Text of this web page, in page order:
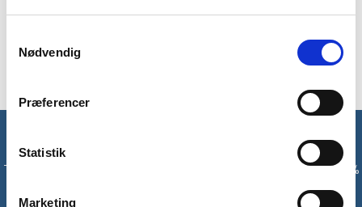
Nødvendig
Præferencer
Statistik
Marketing
Rygsækken er lavet i mini ripstop polyester med
lavet i åndbart polstret mesh-materiale.
Tilmeld dig vores nyhedsbrev og modtag med det samme en 10%